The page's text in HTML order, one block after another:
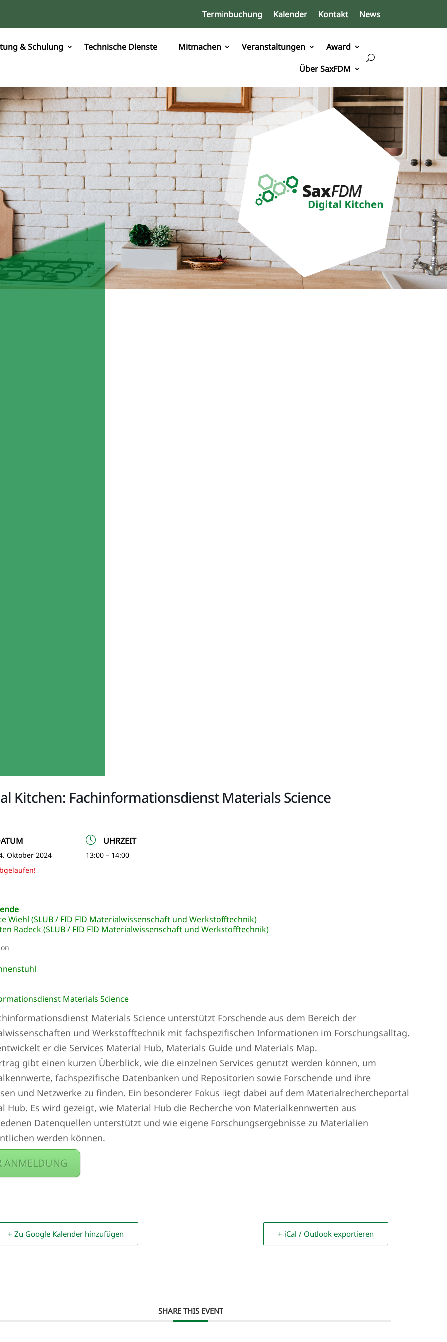
Terminbuchung Kalender Kontakt News
& Schulung Technische Dienste Mitmachen Veranstaltungen
Award
Über SaxFDM
Kitchen: Fachinformationsdienst Materials Science
Oktober 2024
UHRZEIT
13:00 – 14:00
Wiehl (SLUB / FID FID Materialwissenschaft und Werkstofftechnik)
Radeck (SLUB / FID FID Materialwissenschaft und Werkstofftechnik)
Materials Science
Materials Science unterstützt Forschende aus dem Bereich der
und Werkstofftechnik mit fachspezifischen Informationen im Forschungsalltag.
er die Services Material Hub, Materials Guide und Materials Map.
gibt einen kurzen Überblick, wie die einzelnen Services genutzt werden können, um
fachspezifische Datenbanken und Repositorien sowie Forschende und ihre
und Netzwerke zu finden. Ein besonderer Fokus liegt dabei auf dem Materialrechercheportal
Hub. Es wird gezeigt, wie Material Hub die Recherche von Materialkennwerten aus
Datenquellen unterstützt und wie eigene Forschungsergebnisse zu Materialien
werden können.
ANMELDUNG
+ Zu Google Kalender hinzufügen + iCal / Outlook exportieren
SHARE THIS EVENT